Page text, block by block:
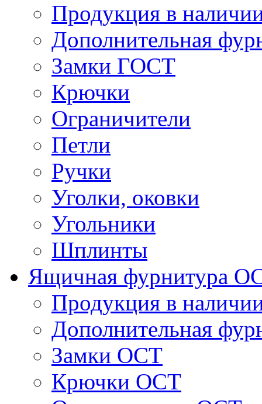
Продукция в
Дополнительная
Замки ГОСТ
Крючки
Ограничители
Петли
Ручки
Уголки, оковки
Угольники
Шплинты
Ящичная фурнитура
Продукция в
Дополнительная
Замки ОСТ
Крючки ОСТ